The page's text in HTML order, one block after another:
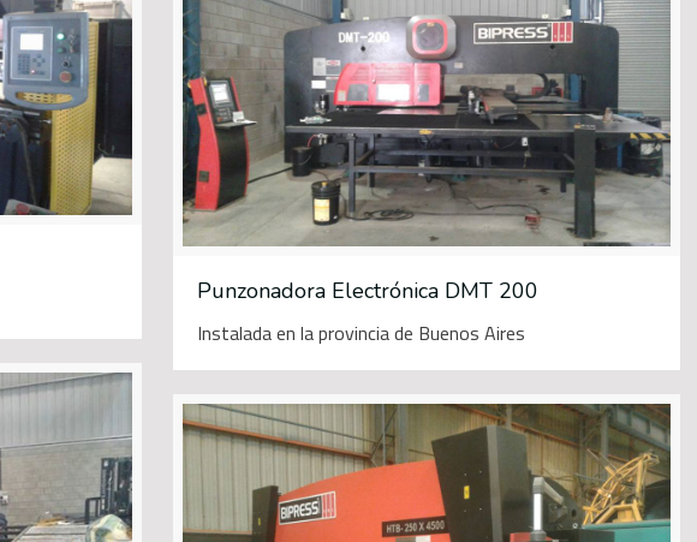
Punzonadora Electrónica DMT 200
Instalada en la provincia de Buenos Aires